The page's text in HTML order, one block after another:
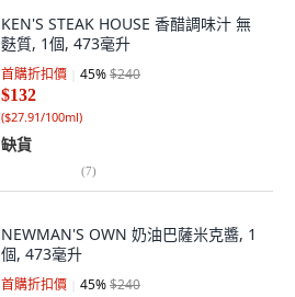
KEN'S STEAK HOUSE 香醋調味汁 無
麩質, 1個, 473毫升
首購折扣價 45%$240
$132
($27.91/100ml)
缺貨
(7)
NEWMAN'S OWN 奶油巴薩米克醬, 1
個, 473毫升
首購折扣價 45%$240